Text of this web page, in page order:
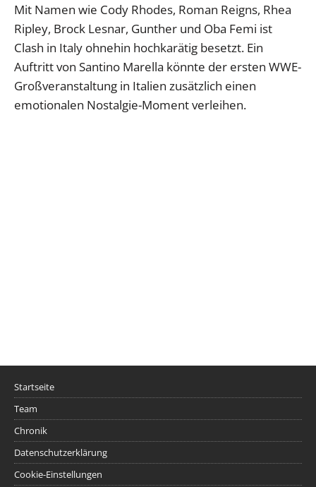
Mit Namen wie Cody Rhodes, Roman Reigns, Rhea
Ripley, Brock Lesnar, Gunther und Oba Femi ist
Clash in Italy ohnehin hochkarätig besetzt. Ein
Auftritt von Santino Marella könnte der ersten WWE-
Großveranstaltung in Italien zusätzlich einen
emotionalen Nostalgie-Moment verleihen.
Startseite
Team
Chronik
Datenschutzerklärung
Cookie-Einstellungen